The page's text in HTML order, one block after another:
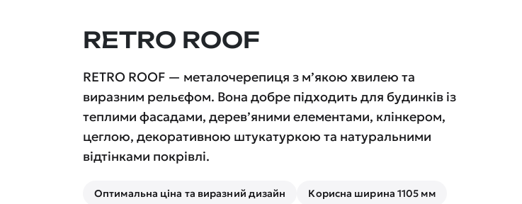
RETRO ROOF
RETRO ROOF — металочерепиця з м’якою хвилею та
виразним рельєфом. Вона добре підходить для будинків із
теплими фасадами, дерев’яними елементами, клінкером,
цеглою, декоративною штукатуркою та натуральними
відтінками покрівлі.
Оптимальна ціна та виразний дизайн Корисна ширина 1105 мм